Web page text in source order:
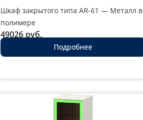
Шкаф закрытого типа AR-61 — Металл в
полимере
49026 руб.
Подробнее